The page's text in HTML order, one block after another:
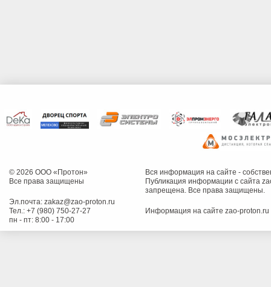
© 2026 ООО «Протон»
Все права защищены
Эл.почта: zakaz@zao-proton.ru
Тел.: +7 (980) 750-27-27
пн - пт: 8:00 - 17:00
Вся информация на сайте -
Публикация информации с сайта
запрещена. Все права защищены.
Информация на сайте zao-